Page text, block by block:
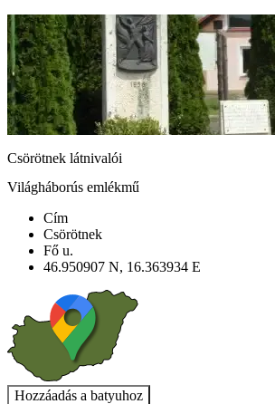
Csörötnek látnivalói
Világháborús emlékmű
Cím
Csörötnek
Fő u.
46.950907 N, 16.363934 E